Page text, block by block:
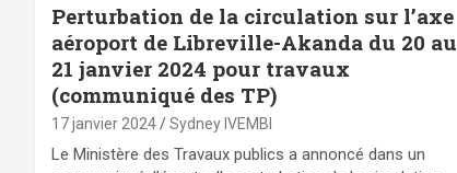
Perturbation de la circulation sur l’axe
aéroport de Libreville-Akanda du 20 au
21 janvier 2024 pour travaux
(communiqué des TP)
17 janvier 2024 Sydney IVEMBI
Le Ministère des Travaux publics a annoncé dans un